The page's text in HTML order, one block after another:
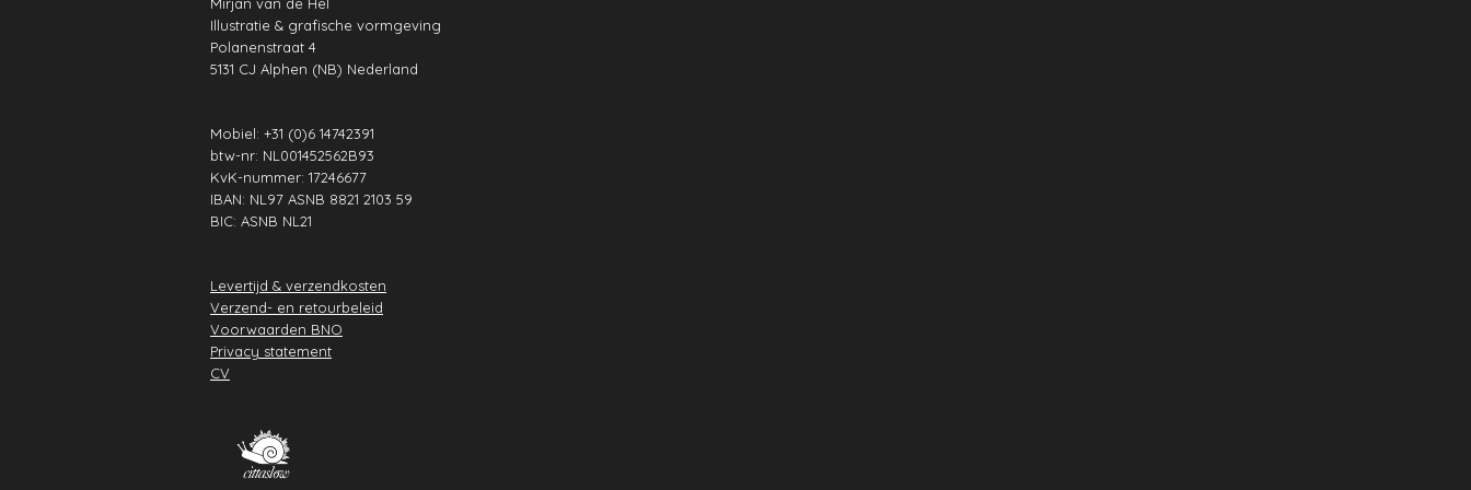
k
a
m
A
p
p
b
e
e
s
t
Illustratie & grafische vormgeving
Polanenstraat 4
5131 CJ Alphen (NB) Nederland
Mobiel: +31 (0)6 14742391
btw-nr: NL001452562B93
KvK-nummer: 17246677
IBAN: NL97 ASNB 8821 2103 59
BIC: ASNB NL21
Levertijd & verzendkosten
Verzend- en retourbeleid
Voorwaarden BNO
Privacy statement
CV